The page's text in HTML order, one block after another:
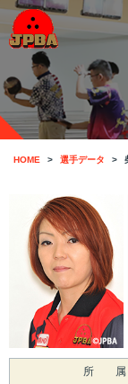
HOME 選手データ
所 属